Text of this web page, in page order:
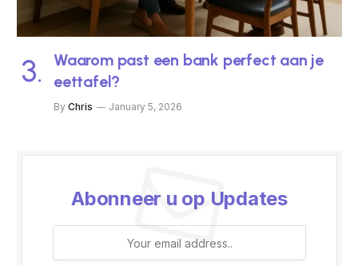
Waarom past een bank perfect aan je
eettafel?
By Chris January 5, 2026
Abonneer u op Updates